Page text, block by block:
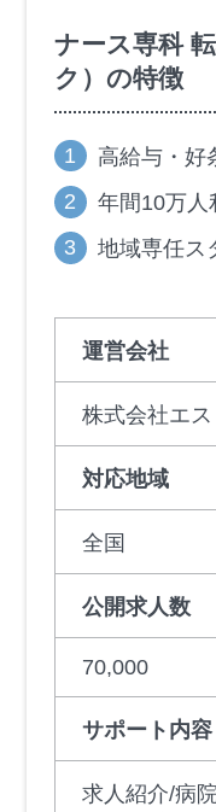
ナース専科
ク）の特徴
高給与・好
年間10万人
地域専任ス
運営会社
株式会社エ
対応地域
全国
公開求人数
70,000
サポート内容
求人紹介/病